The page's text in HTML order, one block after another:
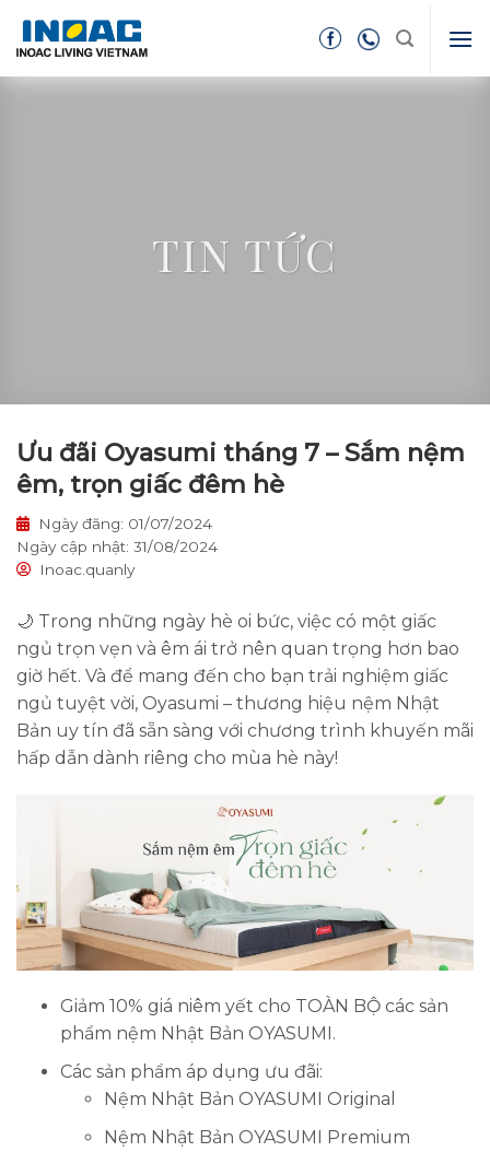
TIN TỨC
Ưu đãi Oyasumi tháng 7 – Sắm nệm
êm, trọn giấc đêm hè
Ngày đăng: 01/07/2024
Ngày cập nhật: 31/08/2024
Inoac.quanly
🌙 Trong những ngày hè oi bức, việc có một giấc
ngủ trọn vẹn và êm ái trở nên quan trọng hơn bao
giờ hết. Và để mang đến cho bạn trải nghiệm giấc
ngủ tuyệt vời, Oyasumi – thương hiệu nệm Nhật
Bản uy tín đã sẵn sàng với chương trình khuyến mãi
hấp dẫn dành riêng cho mùa hè này!
Giảm 10% giá niêm yết cho TOÀN BỘ các sản
phẩm nệm Nhật Bản OYASUMI.
Các sản phẩm áp dụng ưu đãi:
Nệm Nhật Bản OYASUMI Original
Nệm Nhật Bản OYASUMI Premium